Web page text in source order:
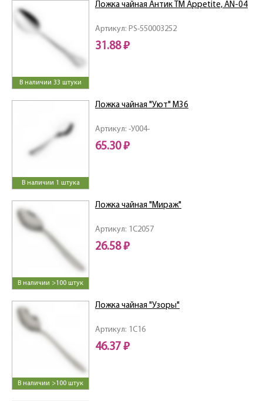
В наличии 33 штуки
Артикул: PS-550003252
Ложка чайная Антик ТМ Appetite, AN-04
31.88 ₽
В наличии 1 штука
Артикул: -У004-
Ложка чайная "Уют" М36
65.30 ₽
В наличии >100 штук
Артикул: 1C2057
Ложка чайная "Мираж"
26.58 ₽
В наличии >100 штук
Артикул: 1C16
Ложка чайная "Узоры"
46.37 ₽